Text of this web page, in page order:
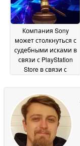
Компания Sony
может столкнуться с
судебными исками в
связи с PlayStation
Store в связи с
PS5 в цифровой
формат02 July 2026